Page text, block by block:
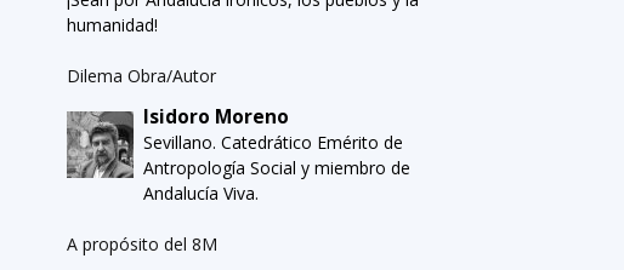
humanidad!
Dilema Obra/Autor
Isidoro Moreno
Sevillano. Catedrático Emérito de
Antropología Social y miembro de
Andalucía Viva.
A propósito del 8M